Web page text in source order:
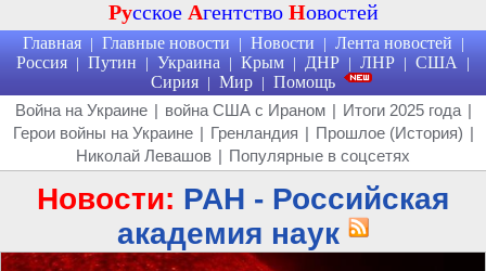
Русское Агентство Новостей
Главная | Главные новости | Новости | Лента новостей |
Россия | Путин | Украина | Крым | ДНР | ЛНР | США |
Сирия | Мир | Помощь
Война на Украине | война США с Ираном | Итоги 2025 года |
Герои войны на Украине | Гренландия | Прошлое (История) |
Николай Левашов | Популярные в соцсетях
Новости: РАН - Российская
академия наук